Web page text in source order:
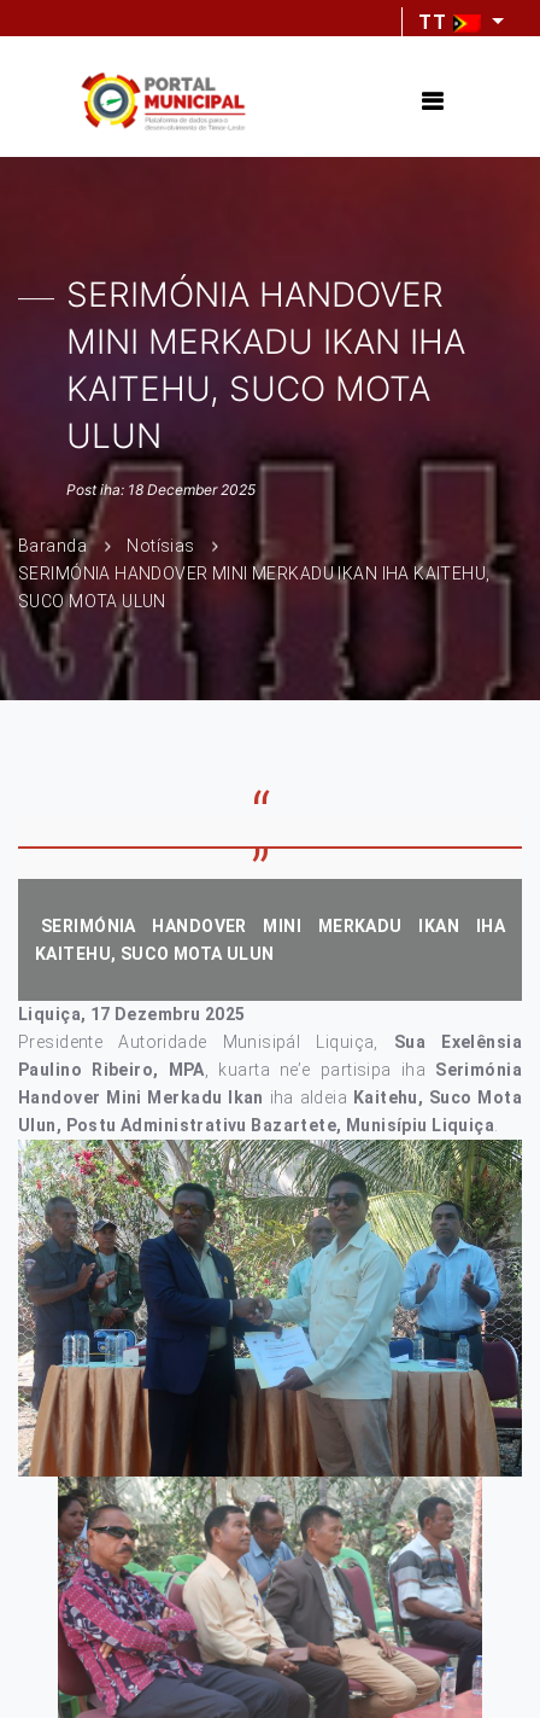
TT
SERIMÓNIA HANDOVER
MINI MERKADU IKAN IHA
KAITEHU, SUCO MOTA
ULUN
Post iha: 18 December 2025
Baranda
Notísias
SERIMÓNIA HANDOVER MINI MERKADU IKAN IHA KAITEHU,
SUCO MOTA ULUN
SERIMÓNIA HANDOVER MINI MERKADU IKAN IHA
KAITEHU, SUCO MOTA ULUN
Liquiça, 17 Dezembru 2025
Presidente Autoridade Munisipál Liquiça, Sua Exelênsia
Paulino Ribeiro, MPA , kuarta ne’e partisipa iha Serimónia
Handover Mini Merkadu Ikan iha aldeia Kaitehu, Suco Mota
Ulun, Postu Administrativu Bazartete, Munisípiu Liquiça